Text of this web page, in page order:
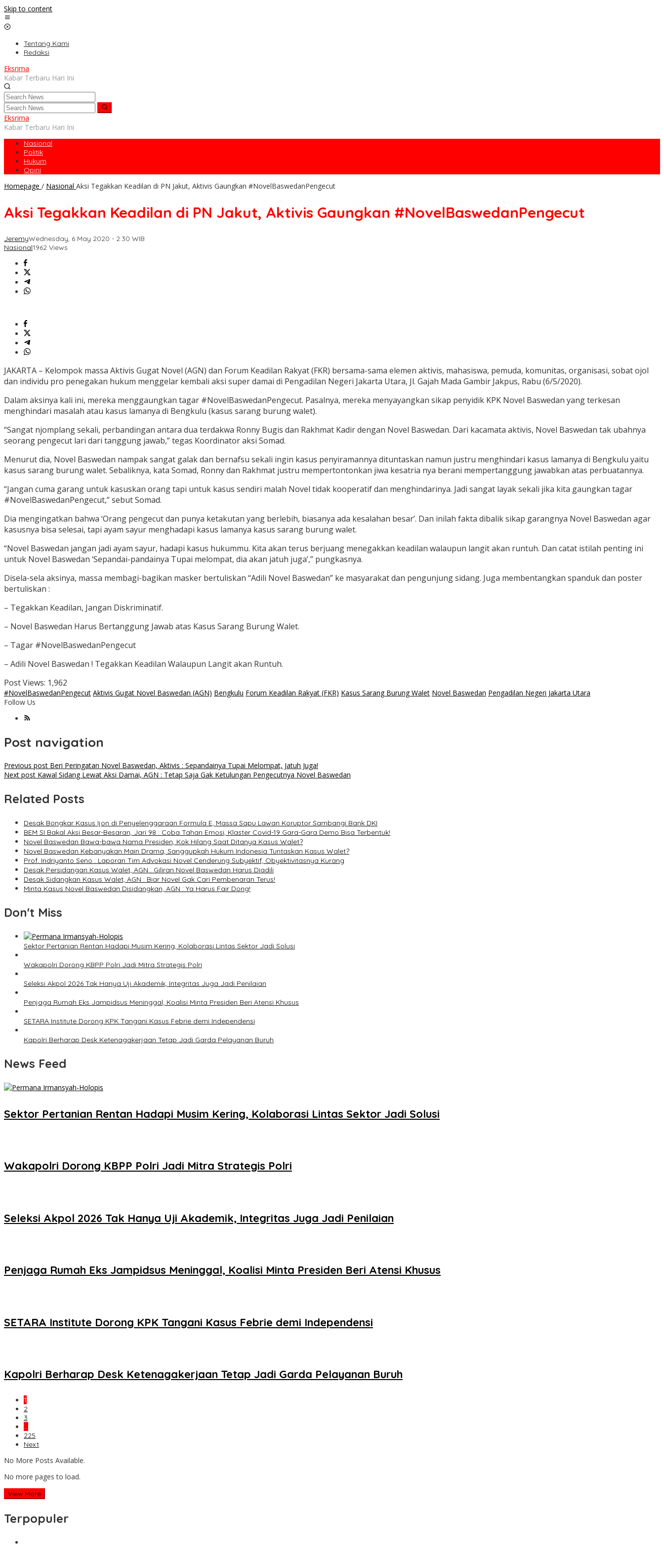
Skip to content
Tentang Kami
Redaksi
Eksrima
Kabar Terbaru Hari Ini
Eksrima
Kabar Terbaru Hari Ini
Nasional
Politik
Hukum
Opini
Homepage / Nasional Aksi Tegakkan Keadilan di PN Jakut, Aktivis Gaungkan #NovelBaswedanPengecut
Aksi Tegakkan Keadilan di PN Jakut, Aktivis Gaungkan #NovelBaswedanPengecut
JeremyWednesday, 6 May 2020 - 2:30 WIB
Nasional1962 Views
JAKARTA – Kelompok massa Aktivis Gugat Novel (AGN) dan Forum Keadilan Rakyat (FKR) bersama-sama elemen aktivis, mahasiswa, pemuda, komunitas, organisasi, sobat ojol
dan individu pro penegakan hukum menggelar kembali aksi super damai di Pengadilan Negeri Jakarta Utara, Jl. Gajah Mada Gambir Jakpus, Rabu (6/5/2020).
Dalam aksinya kali ini, mereka menggaungkan tagar #NovelBaswedanPengecut. Pasalnya, mereka menyayangkan sikap penyidik KPK Novel Baswedan yang terkesan
menghindari masalah atau kasus lamanya di Bengkulu (kasus sarang burung walet).
“Sangat njomplang sekali, perbandingan antara dua terdakwa Ronny Bugis dan Rakhmat Kadir dengan Novel Baswedan. Dari kacamata aktivis, Novel Baswedan tak ubahnya
seorang pengecut lari dari tanggung jawab,” tegas Koordinator aksi Somad.
Menurut dia, Novel Baswedan nampak sangat galak dan bernafsu sekali ingin kasus penyiramannya dituntaskan namun justru menghindari kasus lamanya di Bengkulu yaitu
kasus sarang burung walet. Sebaliknya, kata Somad, Ronny dan Rakhmat justru mempertontonkan jiwa kesatria nya berani mempertanggung jawabkan atas perbuatannya.
“Jangan cuma garang untuk kasuskan orang tapi untuk kasus sendiri malah Novel tidak kooperatif dan menghindarinya. Jadi sangat layak sekali jika kita gaungkan tagar
#NovelBaswedanPengecut,” sebut Somad.
Dia mengingatkan bahwa ‘Orang pengecut dan punya ketakutan yang berlebih, biasanya ada kesalahan besar’. Dan inilah fakta dibalik sikap garangnya Novel Baswedan agar
kasusnya bisa selesai, tapi ayam sayur menghadapi kasus lamanya kasus sarang burung walet.
“Novel Baswedan jangan jadi ayam sayur, hadapi kasus hukummu. Kita akan terus berjuang menegakkan keadilan walaupun langit akan runtuh. Dan catat istilah penting ini
untuk Novel Baswedan ‘Sepandai-pandainya Tupai melompat, dia akan jatuh juga’,” pungkasnya.
Disela-sela aksinya, massa membagi-bagikan masker bertuliskan “Adili Novel Baswedan” ke masyarakat dan pengunjung sidang. Juga membentangkan spanduk dan poster
bertuliskan :
– Tegakkan Keadilan, Jangan Diskriminatif.
– Novel Baswedan Harus Bertanggung Jawab atas Kasus Sarang Burung Walet.
– Tagar #NovelBaswedanPengecut
– Adili Novel Baswedan ! Tegakkan Keadilan Walaupun Langit akan Runtuh.
Post Views: 1,962
#NovelBaswedanPengecut Aktivis Gugat Novel Baswedan (AGN) Bengkulu Forum Keadilan Rakyat (FKR) Kasus Sarang Burung Walet Novel Baswedan Pengadilan Negeri Jakarta Utara
Follow Us
Post navigation
Previous post Beri Peringatan Novel Baswedan, Aktivis : Sepandainya Tupai Melompat, Jatuh Juga!
Next post Kawal Sidang Lewat Aksi Damai, AGN : Tetap Saja Gak Ketulungan Pengecutnya Novel Baswedan
Related Posts
Desak Bongkar Kasus Ijon di Penyelenggaraan Formula E, Massa Sapu Lawan Koruptor Sambangi Bank DKI
BEM SI Bakal Aksi Besar-Besaran, Jari 98 : Coba Tahan Emosi, Klaster Covid-19 Gara-Gara Demo Bisa Terbentuk!
Novel Baswedan Bawa-bawa Nama Presiden, Kok Hilang Saat Ditanya Kasus Walet?
Novel Baswedan Kebanyakan Main Drama, Sanggupkah Hukum Indonesia Tuntaskan Kasus Walet?
Prof. Indriyanto Seno : Laporan Tim Advokasi Novel Cenderung Subyektif, Obyektivitasnya Kurang
Desak Persidangan Kasus Walet, AGN : Giliran Novel Baswedan Harus Diadili
Desak Sidangkan Kasus Walet, AGN : Biar Novel Gak Cari Pembenaran Terus!
Minta Kasus Novel Baswedan Disidangkan, AGN : Ya Harus Fair Dong!
Don't Miss
Sektor Pertanian Rentan Hadapi Musim Kering, Kolaborasi Lintas Sektor Jadi Solusi
Wakapolri Dorong KBPP Polri Jadi Mitra Strategis Polri
Seleksi Akpol 2026 Tak Hanya Uji Akademik, Integritas Juga Jadi Penilaian
Penjaga Rumah Eks Jampidsus Meninggal, Koalisi Minta Presiden Beri Atensi Khusus
SETARA Institute Dorong KPK Tangani Kasus Febrie demi Independensi
Kapolri Berharap Desk Ketenagakerjaan Tetap Jadi Garda Pelayanan Buruh
News Feed
Sektor Pertanian Rentan Hadapi Musim Kering, Kolaborasi Lintas Sektor Jadi Solusi
Wakapolri Dorong KBPP Polri Jadi Mitra Strategis Polri
Seleksi Akpol 2026 Tak Hanya Uji Akademik, Integritas Juga Jadi Penilaian
Penjaga Rumah Eks Jampidsus Meninggal, Koalisi Minta Presiden Beri Atensi Khusus
SETARA Institute Dorong KPK Tangani Kasus Febrie demi Independensi
Kapolri Berharap Desk Ketenagakerjaan Tetap Jadi Garda Pelayanan Buruh
1
2
3
…
225
Next
No More Posts Available.
No more pages to load.
View More
Terpopuler